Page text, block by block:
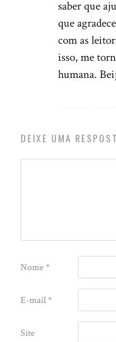
saber que
que
com as
isso, me
humana.
DEIXE UMA
Nome*
E-mail*
Site